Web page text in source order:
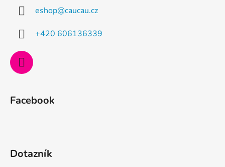
eshop@caucau.cz
+420 606136339
Facebook
Dotazník